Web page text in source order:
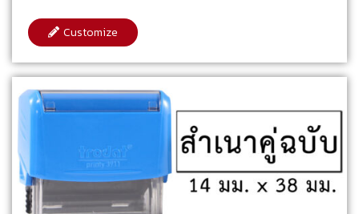
Customize